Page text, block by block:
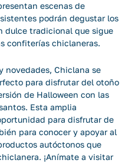
escenas de
podrán degustar los
dulce tradicional que sigue
confiterías chiclaneras.
novedades, Chiclana se
para disfrutar del otoño
de Halloween con las
Esta amplia
para disfrutar de
para conocer y apoyar al
autóctonos que
¡Anímate a visitar